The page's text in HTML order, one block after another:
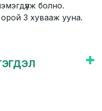
болно.
3 хувааж ууна.